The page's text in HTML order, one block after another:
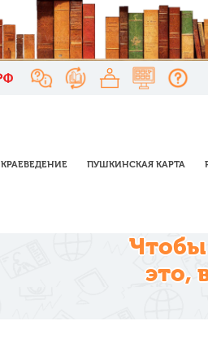
КРАЕВЕДЕНИЕ ПУШКИНСКАЯ КАРТА
Чтобы
это,